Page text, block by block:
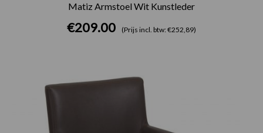
Matiz Armstoel Wit Kunstleder
€209.00 (Prijs incl. btw: €252,89)